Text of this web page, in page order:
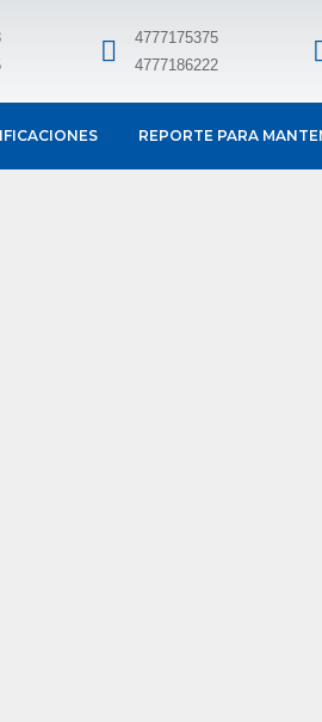
4777175375
4777186222
REPORTE PARA